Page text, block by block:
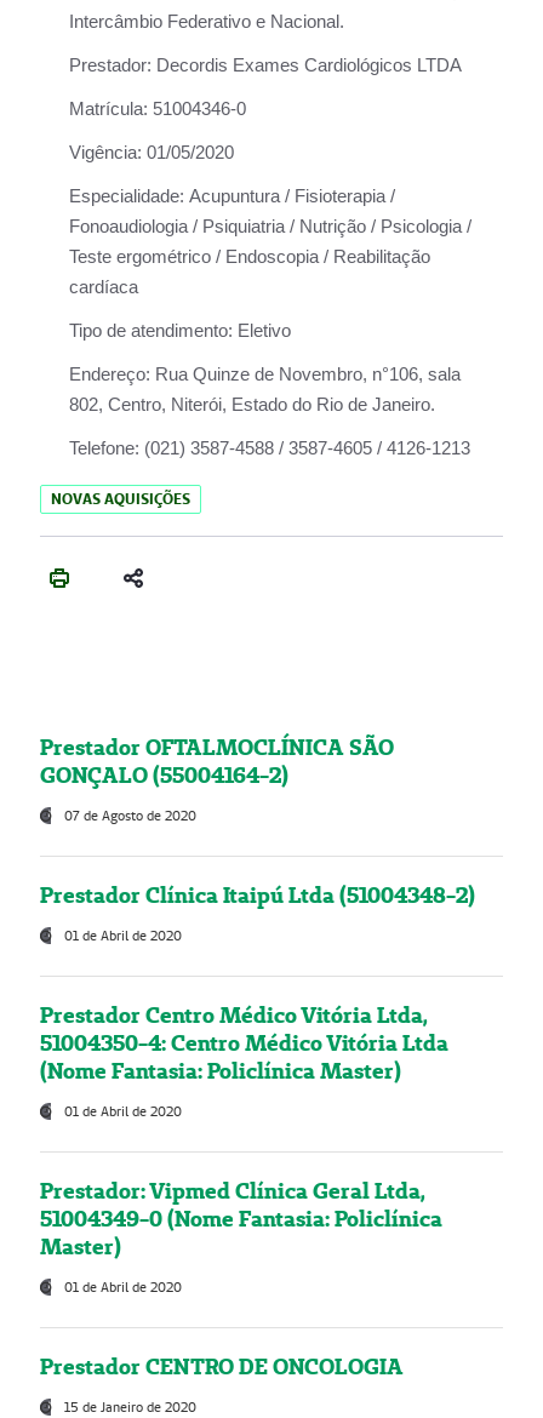
Intercâmbio Federativo e Nacional.
Prestador: Decordis Exames Cardiológicos LTDA
Matrícula: 51004346-0
Vigência: 01/05/2020
Especialidade: Acupuntura / Fisioterapia /
Fonoaudiologia / Psiquiatria / Nutrição / Psicologia /
Teste ergométrico / Endoscopia / Reabilitação
cardíaca
Tipo de atendimento: Eletivo
Endereço: Rua Quinze de Novembro, n°106, sala
802, Centro, Niterói, Estado do Rio de Janeiro.
Telefone: (021) 3587-4588 / 3587-4605 / 4126-1213
NOVAS AQUISIÇÕES
Prestador OFTALMOCLÍNICA SÃO
GONÇALO (55004164-2)
07 de Agosto de 2020
Prestador Clínica Itaipú Ltda (51004348-2)
01 de Abril de 2020
Prestador Centro Médico Vitória Ltda,
51004350-4: Centro Médico Vitória Ltda
(Nome Fantasia: Policlínica Master)
01 de Abril de 2020
Prestador: Vipmed Clínica Geral Ltda,
51004349-0 (Nome Fantasia: Policlínica
Master)
01 de Abril de 2020
Prestador CENTRO DE ONCOLOGIA
15 de Janeiro de 2020